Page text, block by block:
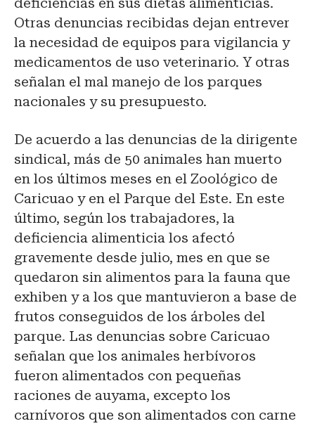
deficiencias en sus dietas alimenticias.
Otras denuncias recibidas dejan entrever
la necesidad de equipos para vigilancia y
medicamentos de uso veterinario. Y otras
señalan el mal manejo de los parques
nacionales y su presupuesto.
De acuerdo a las denuncias de la dirigente
sindical, más de 50 animales han muerto
en los últimos meses en el Zoológico de
Caricuao y en el Parque del Este. En este
último, según los trabajadores, la
deficiencia alimenticia los afectó
gravemente desde julio, mes en que se
quedaron sin alimentos para la fauna que
exhiben y a los que mantuvieron a base de
frutos conseguidos de los árboles del
parque. Las denuncias sobre Caricuao
señalan que los animales herbívoros
fueron alimentados con pequeñas
raciones de auyama, excepto los
carnívoros que son alimentados con carne